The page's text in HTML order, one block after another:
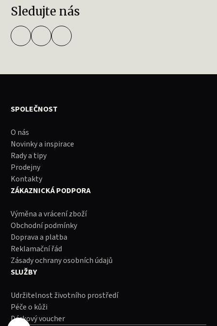
Sledujte nás
SPOLEČNOST
O nás
Novinky a inspirace
Rady a tipy
Prodejny
Kontakty
ZÁKAZNICKÁ PODPORA
Výměna a vrácení zboží
Obchodní podmínky
Doprava a platba
Reklamační řád
Zásady ochrany osobních údajů
SLUŽBY
Udržitelnost životního prostředí
Péče o kůži
Dárkový voucher